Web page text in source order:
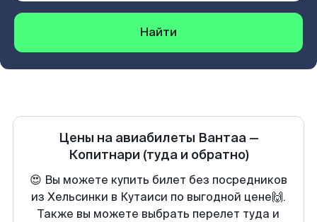
Найти
Цены на авиабилеты Вантаа—
Копитнари (туда и обратно)
😍 Вы можете купить билет без посредников
из Хельсинки в Кутаиси по выгодной цене🙌.
Также вы можете выбрать перелет туда и